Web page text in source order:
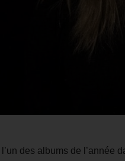
l’un des albums de l’année